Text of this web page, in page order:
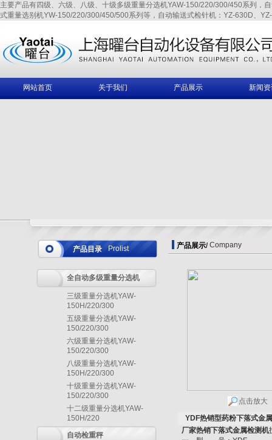
主要产品有四级、六级、八级、十级多级重量分选机YAW-150/220/300/450系列
式重量选别机YW-150/220/300/450/500系列等，自动输送式检针机：YZ-630D、
网站首页 关于我们 产品展示 新闻
产品目录 Prolist
全自动多级重量分选机
三级重量分选机YAW-
150H/220/300
五级重量分选机YAW-
150/220/300
六级重量分选机YAW-
150/220/300
八级重量分选机YAW-
150H/220/300
十级重量分选机YAW-
150/220/300
十二级重量分选机YAW-
150H/220
自动检重秤
产品展示/ Company
点击放大
YDF热销型药粉下落式金
厂家热销下落式金属检测机